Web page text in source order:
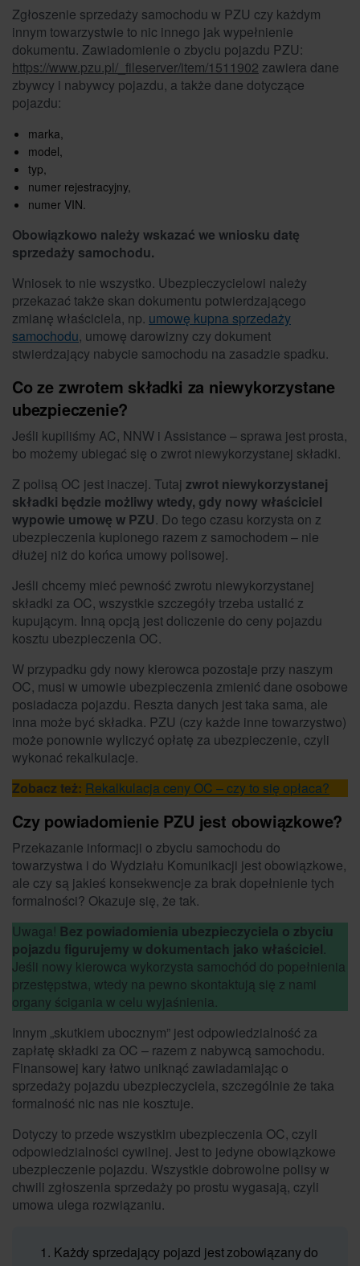
Zgłoszenie sprzedaży samochodu w PZU czy każdym
innym towarzystwie to nic innego jak wypełnienie
dokumentu. Zawiadomienie o zbyciu pojazdu PZU:
https://www.pzu.pl/_fileserver/item/1511902 zawiera dane
zbywcy i nabywcy pojazdu, a także dane dotyczące
pojazdu:
marka,
model,
typ,
numer rejestracyjny,
numer VIN.
Obowiązkowo należy wskazać we wniosku datę
sprzedaży samochodu.
Wniosek to nie wszystko. Ubezpieczycielowi należy
przekazać także skan dokumentu potwierdzającego
zmianę właściciela, np. umowę kupna sprzedaży
samochodu, umowę darowizny czy dokument
stwierdzający nabycie samochodu na zasadzie spadku.
Co ze zwrotem składki za niewykorzystane
ubezpieczenie?
Jeśli kupiliśmy AC, NNW i Assistance – sprawa jest prosta,
bo możemy ubiegać się o zwrot niewykorzystanej składki.
Z polisą OC jest inaczej. Tutaj zwrot niewykorzystanej
składki będzie możliwy wtedy, gdy nowy właściciel
wypowie umowę w PZU. Do tego czasu korzysta on z
ubezpieczenia kupionego razem z samochodem – nie
dłużej niż do końca umowy polisowej.
Jeśli chcemy mieć pewność zwrotu niewykorzystanej
składki za OC, wszystkie szczegóły trzeba ustalić z
kupującym. Inną opcją jest doliczenie do ceny pojazdu
kosztu ubezpieczenia OC.
W przypadku gdy nowy kierowca pozostaje przy naszym
OC, musi w umowie ubezpieczenia zmienić dane osobowe
posiadacza pojazdu. Reszta danych jest taka sama, ale
inna może być składka. PZU (czy każde inne towarzystwo)
może ponownie wyliczyć opłatę za ubezpieczenie, czyli
wykonać rekalkulacje.
Zobacz też: Rekalkulacja ceny OC – czy to się opłaca?
Czy powiadomienie PZU jest obowiązkowe?
Przekazanie informacji o zbyciu samochodu do
towarzystwa i do Wydziału Komunikacji jest obowiązkowe,
ale czy są jakieś konsekwencje za brak dopełnienie tych
formalności? Okazuje się, że tak.
Uwaga! Bez powiadomienia ubezpieczyciela o zbyciu
pojazdu figurujemy w dokumentach jako właściciel.
Jeśli nowy kierowca wykorzysta samochód do popełnienia
przestępstwa, wtedy na pewno skontaktują się z nami
organy ścigania w celu wyjaśnienia.
Innym „skutkiem ubocznym” jest odpowiedzialność za
zapłatę składki za OC – razem z nabywcą samochodu.
Finansowej kary łatwo uniknąć zawiadamiając o
sprzedaży pojazdu ubezpieczyciela, szczególnie że taka
formalność nic nas nie kosztuje.
Dotyczy to przede wszystkim ubezpieczenia OC, czyli
odpowiedzialności cywilnej. Jest to jedyne obowiązkowe
ubezpieczenie pojazdu. Wszystkie dobrowolne polisy w
chwili zgłoszenia sprzedaży po prostu wygasają, czyli
umowa ulega rozwiązaniu.
Każdy sprzedający pojazd jest zobowiązany do